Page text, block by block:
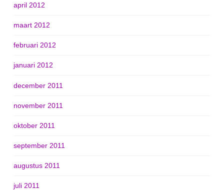
april 2012
maart 2012
februari 2012
januari 2012
december 2011
november 2011
oktober 2011
september 2011
augustus 2011
juli 2011